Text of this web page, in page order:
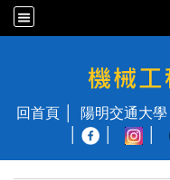
國立陽明
回首頁 陽明交通大學